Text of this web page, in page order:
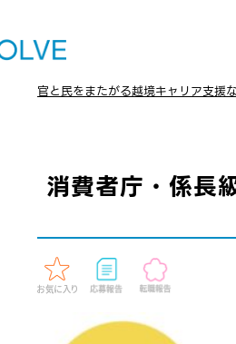
官と民をまたがる越境キャリア支援
消費者庁・係長